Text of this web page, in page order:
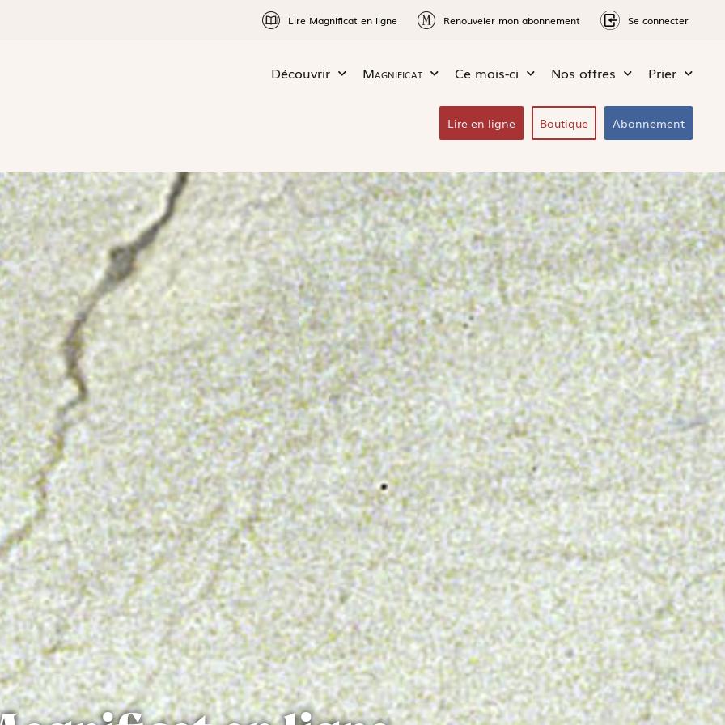
Lire Magnificat en ligne Renouveler mon abonnement Se connecter
Découvrir Magnificat Ce mois-ci Nos offres Prier
Lire en ligne Boutique Abonnement